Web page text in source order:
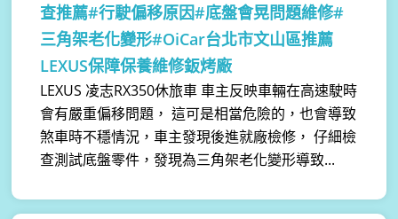
查推薦#行駛偏移原因#底盤會晃問題維修#
三角架老化變形#OiCar台北市文山區推薦
LEXUS保障保養維修鈑烤廠
LEXUS 凌志RX350休旅車 車主反映車輛在高速駛時
會有嚴重偏移問題， 這可是相當危險的，也會導致
煞車時不穩情況，車主發現後進就廠檢修， 仔細檢
查測試底盤零件，發現為三角架老化變形導致...